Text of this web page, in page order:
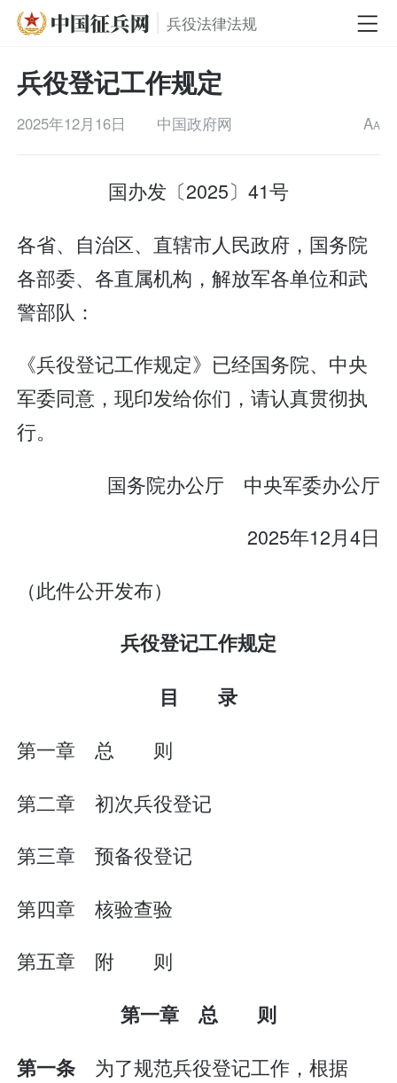
兵役法律法规
兵役登记工作规定
2025年12月16日 中国政府网 AA
国办发〔2025〕41号
各省、自治区、直辖市人民政府，国务院
各部委、各直属机构，解放军各单位和武
警部队：
《兵役登记工作规定》已经国务院、中央
军委同意，现印发给你们，请认真贯彻执
行。
国务院办公厅 中央军委办公厅
2025年12月4日
（此件公开发布）
兵役登记工作规定
目 录
第一章 总 则
第二章 初次兵役登记
第三章 预备役登记
第四章 核验查验
第五章 附 则
第一章 总 则
第一条 为了规范兵役登记工作，根据